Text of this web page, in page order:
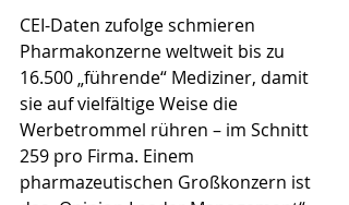
CEI-Daten zufolge schmieren
Pharmakonzerne weltweit bis zu
16.500 „führende“ Mediziner, damit
sie auf vielfältige Weise die
Werbetrommel rühren – im Schnitt
259 pro Firma. Einem
pharmazeutischen Großkonzern ist